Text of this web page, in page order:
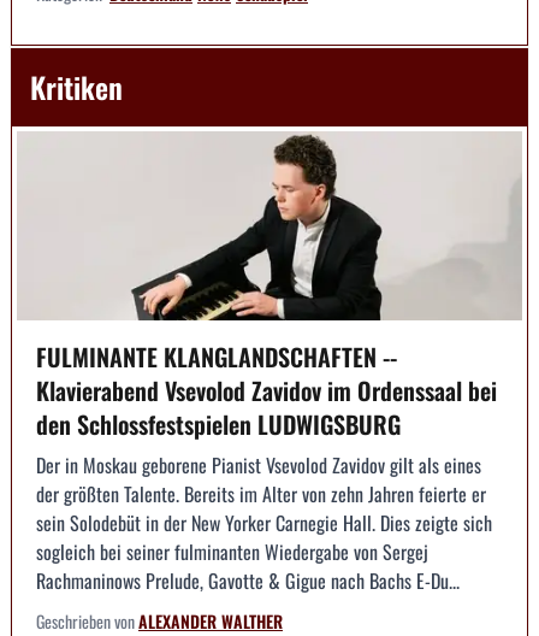
Kritiken
FULMINANTE KLANGLANDSCHAFTEN --
Klavierabend Vsevolod Zavidov im Ordenssaal bei
den Schlossfestspielen LUDWIGSBURG
Der in Moskau geborene Pianist Vsevolod Zavidov gilt als eines
der größten Talente. Bereits im Alter von zehn Jahren feierte er
sein Solodebüt in der New Yorker Carnegie Hall. Dies zeigte sich
sogleich bei seiner fulminanten Wiedergabe von Sergej
Rachmaninows Prelude, Gavotte & Gigue nach Bachs E-Du...
Geschrieben vonALEXANDER WALTHER